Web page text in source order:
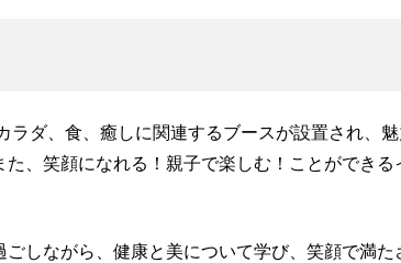
ラダ、食、癒しに関連するブースが設置され、
た、笑顔になれる！親子で楽しむ！ことができる
ごしながら、健康と美について学び、笑顔で満た